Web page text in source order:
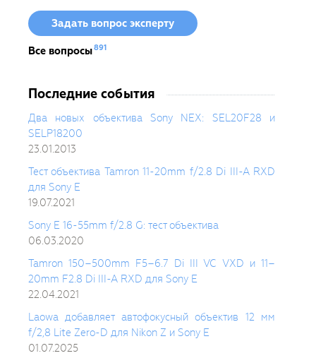
Задать вопрос эксперту
Все вопросы891
Последние события
Два новых объектива Sony NEX: SEL20F28 и
SELP18200
23.01.2013
Тест объектива Tamron 11-20mm f/2.8 Di III-A RXD
для Sony E
19.07.2021
Sony E 16-55mm f/2.8 G: тест объектива
06.03.2020
Tamron 150–500mm F5–6.7 Di III VC VXD и 11–
20mm F2.8 Di III-A RXD для Sony E
22.04.2021
Laowa добавляет автофокусный объектив 12 мм
f/2,8 Lite Zero-D для Nikon Z и Sony E
01.07.2025